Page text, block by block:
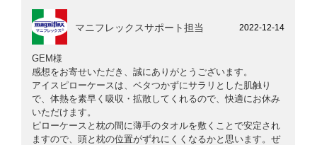
マニフレックスサポート担当 2022-12-14
GEM様
感想をお寄せいただき、誠にありがとうございます。
アイスピローケースは、ベタつかずにサラリとした肌触り
で、体熱を素早く吸収・拡散してくれるので、快適にお休み
いただけます。
ピローケースと枕の間に薄手のタオルを敷くことで安定され
ますので、頭と枕の位置がずれにくくなるかと思います。ぜ